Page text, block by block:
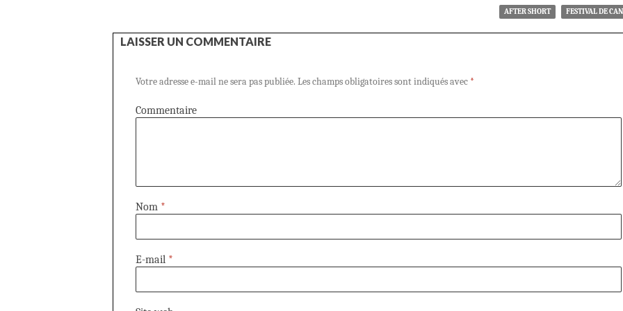
AFTER SHORT FESTIVAL DE
LAISSER UN COMMENTAIRE
Votre adresse e-mail ne sera pas publiée. Les champs obligatoires sont indiqués avec *
Commentaire
Nom *
E-mail *